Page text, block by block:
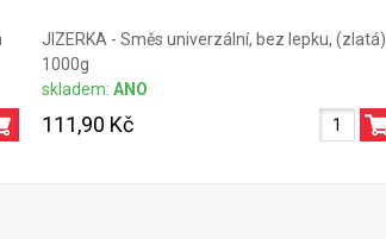
JIZERKA - Směs univerzální, bez lepku, (zlatá)
1000g
skladem: ANO
111,90 Kč